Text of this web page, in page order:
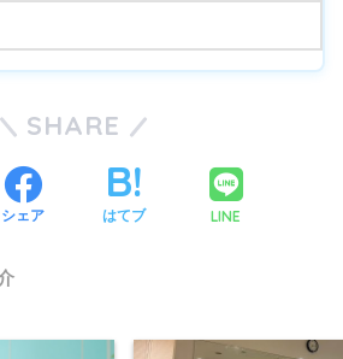
SHARE
シェア はてブ LINE